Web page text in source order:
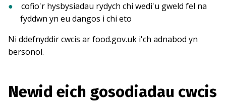
cofio'r hysbysiadau rydych chi wedi'u gweld fel na
fyddwn yn eu dangos i chi eto
Ni ddefnyddir cwcis ar food.gov.uk i'ch adnabod yn
bersonol.
Newid eich gosodiadau cwcis